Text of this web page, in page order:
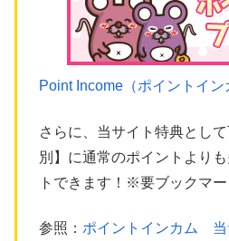
Point Income（ポイントイ
さらに、当サイト特典とし
別】に通常のポイントより
トできます！※要ブックマー
参照： ポイントインカム 当